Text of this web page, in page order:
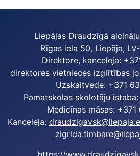
Liepājas Draudzīgā
Rīgas iela 50, Liepāja,
Direktore, kanceleja:
direktores vietnieces izglītības
Uzskaitvede: +371
Pamatskolas skolotāju
Medicīnas māsas:
Kanceleja: